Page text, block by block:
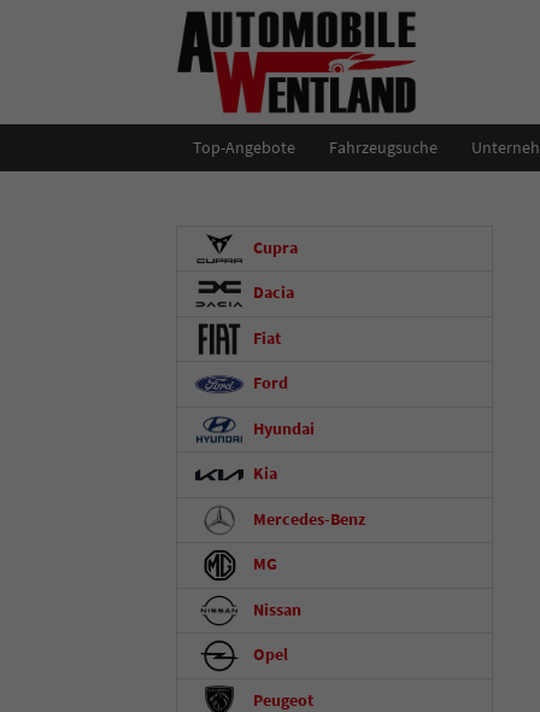
Top-Angebote Fahrzeugsuche
Cupra
Dacia
Fiat
Ford
Hyundai
Kia
Mercedes-Benz
MG
Nissan
Opel
Peugeot